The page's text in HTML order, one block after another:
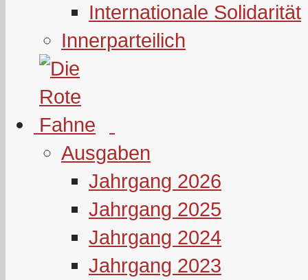
Internationale Solidarität
Innerparteilich
Ausgaben
Jahrgang 2026
Jahrgang 2025
Jahrgang 2024
Jahrgang 2023